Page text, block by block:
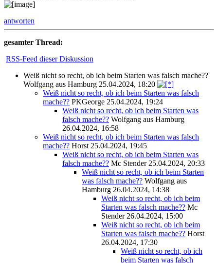
antworten
gesamter Thread:
RSS-Feed dieser Diskussion
Weiß nicht so recht, ob ich beim Starten was falsch mache??
Wolfgang aus Hamburg 25.04.2024, 18:20
Weiß nicht so recht, ob ich beim Starten was falsch
mache?? PKGeorge 25.04.2024, 19:24
Weiß nicht so recht, ob ich beim Starten was
falsch mache?? Wolfgang aus Hamburg
26.04.2024, 16:58
Weiß nicht so recht, ob ich beim Starten was falsch
mache?? Horst 25.04.2024, 19:45
Weiß nicht so recht, ob ich beim Starten was
falsch mache?? Mc Stender 25.04.2024, 20:33
Weiß nicht so recht, ob ich beim Starten
was falsch mache?? Wolfgang aus
Hamburg 26.04.2024, 14:38
Weiß nicht so recht, ob ich beim
Starten was falsch mache?? Mc
Stender 26.04.2024, 15:00
Weiß nicht so recht, ob ich beim
Starten was falsch mache?? Horst
26.04.2024, 17:30
Weiß nicht so recht, ob ich
beim Starten was falsch